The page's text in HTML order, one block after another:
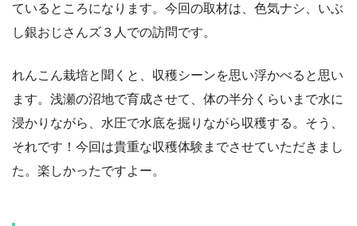
ているところになります。今回の取材は、色気ナシ、いぶ
し銀おじさんズ３人での訪問です。
れんこん栽培と聞くと、収穫シーンを思い浮かべると思い
ます。浅瀬の沼地で育成させて、体の半分くらいまで水に
浸かりながら、水圧で水底を掘りながら収穫する。そう、
それです！今回は貴重な収穫体験までさせていただきまし
た。楽しかったですよー。